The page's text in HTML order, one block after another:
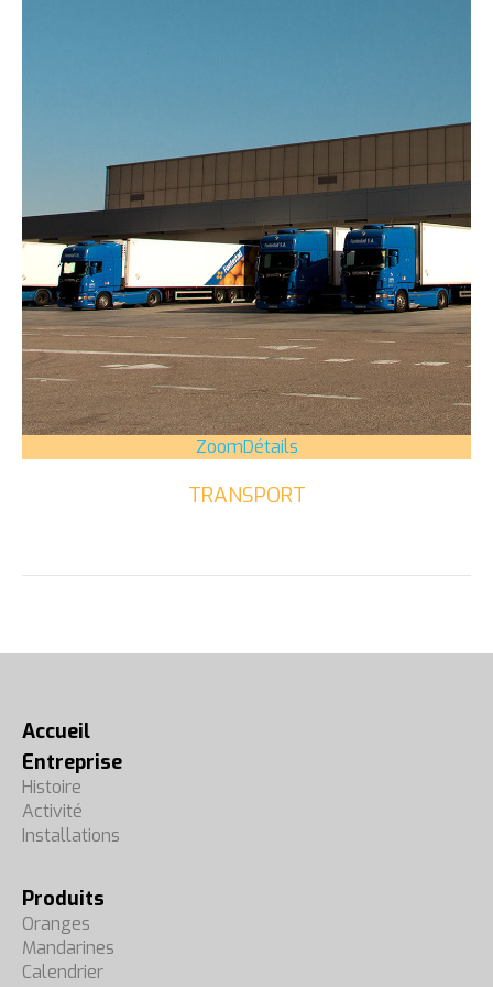
ZoomDétails
TRANSPORT
Accueil
Entreprise
Histoire
Activité
Installations
Produits
Oranges
Mandarines
Calendrier